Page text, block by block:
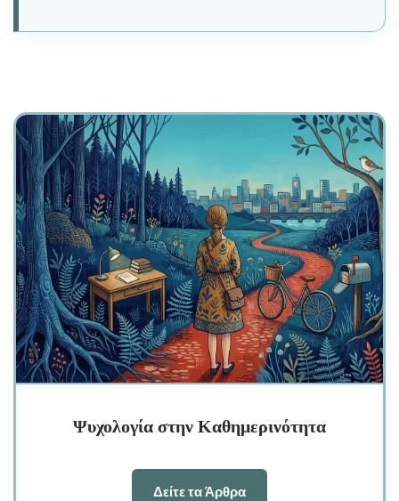
Ψυχολογία στην Καθημερινότητα
Δείτε τα Άρθρα